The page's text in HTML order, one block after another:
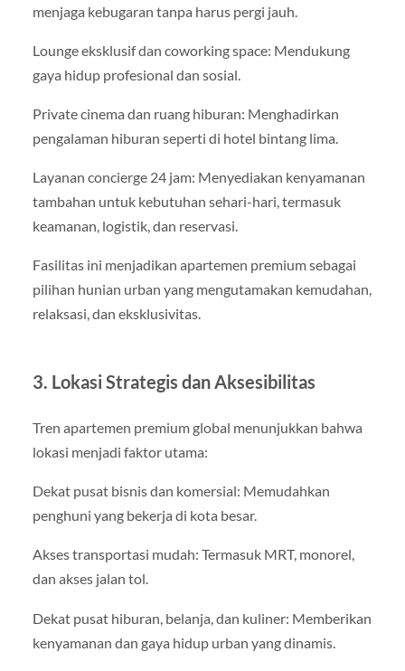
menjaga kebugaran tanpa harus pergi jauh.
Lounge eksklusif dan coworking space: Mendukung
gaya hidup profesional dan sosial.
Private cinema dan ruang hiburan: Menghadirkan
pengalaman hiburan seperti di hotel bintang lima.
Layanan concierge 24 jam: Menyediakan kenyamanan
tambahan untuk kebutuhan sehari-hari, termasuk
keamanan, logistik, dan reservasi.
Fasilitas ini menjadikan apartemen premium sebagai
pilihan hunian urban yang mengutamakan kemudahan,
relaksasi, dan eksklusivitas.
3. Lokasi Strategis dan Aksesibilitas
Tren apartemen premium global menunjukkan bahwa
lokasi menjadi faktor utama:
Dekat pusat bisnis dan komersial: Memudahkan
penghuni yang bekerja di kota besar.
Akses transportasi mudah: Termasuk MRT, monorel,
dan akses jalan tol.
Dekat pusat hiburan, belanja, dan kuliner: Memberikan
kenyamanan dan gaya hidup urban yang dinamis.